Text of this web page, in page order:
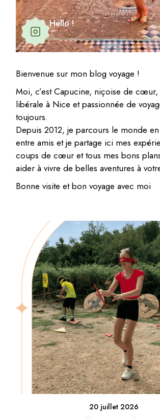
Hello !
Bienvenue sur mon blog voyage !
Moi, c’est Capucine, niçoise de
libérale à Nice et passionnée de
toujours.
Depuis 2012, je parcours le monde
entre amis et je partage ici mes
coups de cœur et tous mes bons
aider à vivre de belles aventures à
Bonne visite et bon voyage avec moi
20 juillet 2026